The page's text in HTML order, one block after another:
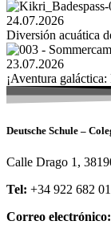
24.07.2026
Diversión acuática
23.07.2026
¡Aventura
Deutsche Schule –
Calle Drago 1,
Tel: +34 922 682
Correo electrónico: